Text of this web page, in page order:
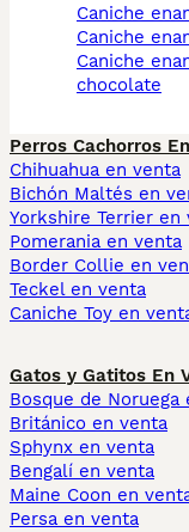
caniche
caniche
caniche enano
chocolate
Perros Cachorros
Chihuahua en venta
Bichón Maltés en
Yorkshire Terrier en
Pomerania en venta
Border Collie en
Teckel en venta
Caniche Toy en
Gatos y Gatitos En
Bosque de Noruega
Británico en venta
Sphynx en venta
Bengalí en venta
Maine Coon en
Persa en venta